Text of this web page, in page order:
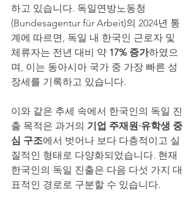
하고 있습니다. 독일연방노동청
(Bundesagentur für Arbeit)의 2024년 통
계에 따르면, 독일 내 한국인 근로자 및
체류자는 전년 대비 약 17% 증가하였으
며, 이는 동아시아 국가 중 가장 빠른 성
장세를 기록하고 있습니다.
이와 같은 추세 속에서 한국인의 독일 진
출 목적은 과거의 기업 주재원·유학생 중
심 구조에서 벗어나 보다 다층적이고 실
질적인 형태로 다양화되었습니다. 현재
한국인의 독일 진출은 다음 다섯 가지 대
표적인 경로로 구분할 수 있습니다.